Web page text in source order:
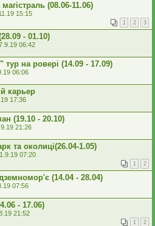
(08.06-11.06)
15:15
1 2 3
- 01.10)
06:42
на ровері (14.09 - 17.09)
06:06
карьер
17:36
(19.10 - 20.10)
21:26
та околиці(26.04-1.05)
07:20
1 2
(14.04 - 28.04)
07:56
- 17.06)
21:52
1 2